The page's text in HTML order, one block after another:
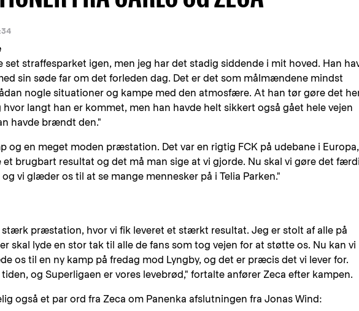
set straffesparket igen, men jeg har det stadig siddende i mit hoved. Han
sin søde far om det forleden dag. Det er det som målmændene mindst
nogle situationer og kampe med den atmosfære. At han tør gøre det
hvor langt han er kommet, men han havde helt sikkert også gået hele vejen
havde brændt den."
og en meget moden præstation. Det var en rigtig FCK på udebane i
et brugbart resultat og det må man sige at vi gjorde. Nu skal vi gøre det
vi glæder os til at se mange mennesker på i Telia Parken."
stærk præstation, hvor vi fik leveret et stærkt resultat. Jeg er stolt af alle på
skal lyde en stor tak til alle de fans som tog vejen for at støtte os. Nu kan vi
os til en ny kamp på fredag mod Lyngby, og det er præcis det vi lever for.
og Superligaen er vores levebrød," fortalte anfører Zeca efter kampen.
også et par ord fra Zeca om Panenka afslutningen fra Jonas Wind: